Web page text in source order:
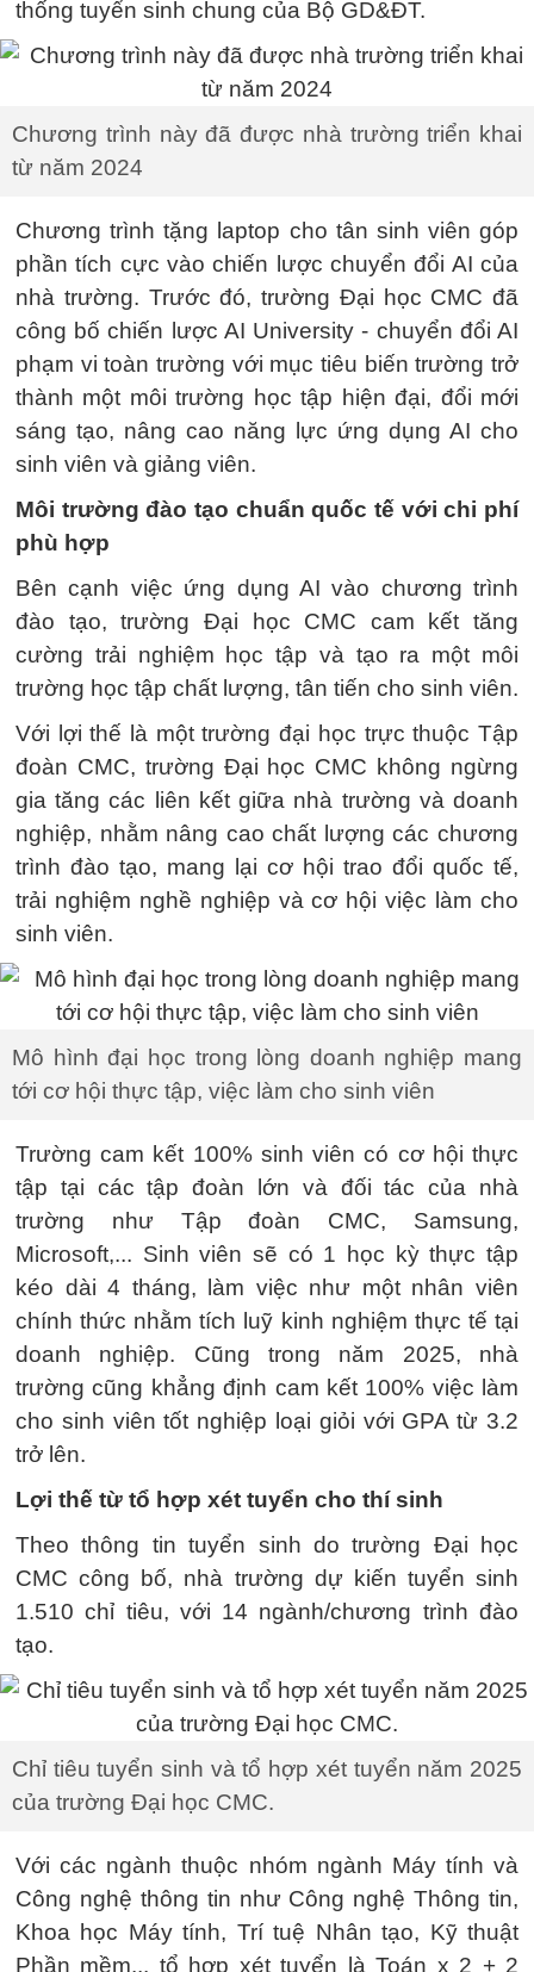
thống tuyển sinh chung của Bộ GD&ĐT.
Chương trình này đã được nhà trường triển khai
từ năm 2024
Chương trình tặng laptop cho tân sinh viên góp
phần tích cực vào chiến lược chuyển đổi AI của
nhà trường. Trước đó, trường Đại học CMC đã
công bố chiến lược AI University - chuyển đổi AI
phạm vi toàn trường với mục tiêu biến trường trở
thành một môi trường học tập hiện đại, đổi mới
sáng tạo, nâng cao năng lực ứng dụng AI cho
sinh viên và giảng viên.
Môi trường đào tạo chuẩn quốc tế với chi phí
phù hợp
Bên cạnh việc ứng dụng AI vào chương trình
đào tạo, trường Đại học CMC cam kết tăng
cường trải nghiệm học tập và tạo ra một môi
trường học tập chất lượng, tân tiến cho sinh viên.
Với lợi thế là một trường đại học trực thuộc Tập
đoàn CMC, trường Đại học CMC không ngừng
gia tăng các liên kết giữa nhà trường và doanh
nghiệp, nhằm nâng cao chất lượng các chương
trình đào tạo, mang lại cơ hội trao đổi quốc tế,
trải nghiệm nghề nghiệp và cơ hội việc làm cho
sinh viên.
Mô hình đại học trong lòng doanh nghiệp mang
tới cơ hội thực tập, việc làm cho sinh viên
Trường cam kết 100% sinh viên có cơ hội thực
tập tại các tập đoàn lớn và đối tác của nhà
trường như Tập đoàn CMC, Samsung,
Microsoft,... Sinh viên sẽ có 1 học kỳ thực tập
kéo dài 4 tháng, làm việc như một nhân viên
chính thức nhằm tích luỹ kinh nghiệm thực tế tại
doanh nghiệp. Cũng trong năm 2025, nhà
trường cũng khẳng định cam kết 100% việc làm
cho sinh viên tốt nghiệp loại giỏi với GPA từ 3.2
trở lên.
Lợi thế từ tổ hợp xét tuyển cho thí sinh
Theo thông tin tuyển sinh do trường Đại học
CMC công bố, nhà trường dự kiến tuyển sinh
1.510 chỉ tiêu, với 14 ngành/chương trình đào
tạo.
Chỉ tiêu tuyển sinh và tổ hợp xét tuyển năm 2025
của trường Đại học CMC.
Với các ngành thuộc nhóm ngành Máy tính và
Công nghệ thông tin như Công nghệ Thông tin,
Khoa học Máy tính, Trí tuệ Nhân tạo, Kỹ thuật
Phần mềm... tổ hợp xét tuyển là Toán x 2 + 2